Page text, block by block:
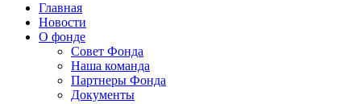
Главная
Новости
О фонде
Совет Фонда
Наша команда
Партнеры Фонда
Документы